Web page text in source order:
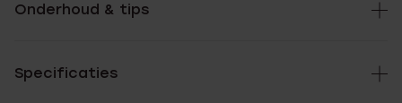
Onderhoud & tips
Specificaties